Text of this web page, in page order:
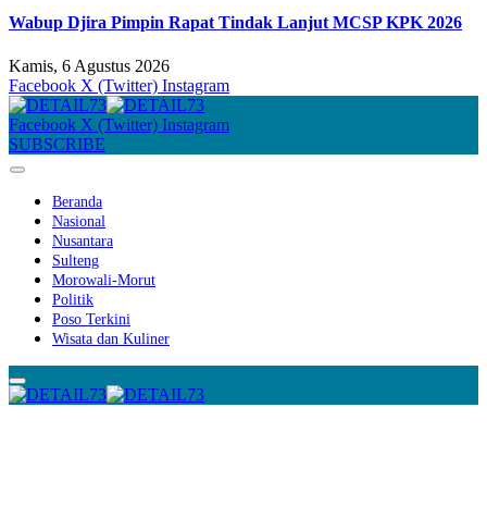
Wabup Djira Pimpin Rapat Tindak Lanjut MCSP KPK 2026
Kamis, 6 Agustus 2026
Facebook X (Twitter) Instagram
Facebook X (Twitter) Instagram
SUBSCRIBE
Beranda
Nasional
Nusantara
Sulteng
Morowali-Morut
Politik
Poso Terkini
Wisata dan Kuliner